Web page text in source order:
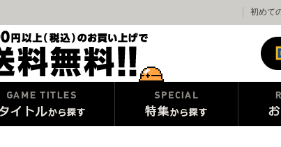
初めて